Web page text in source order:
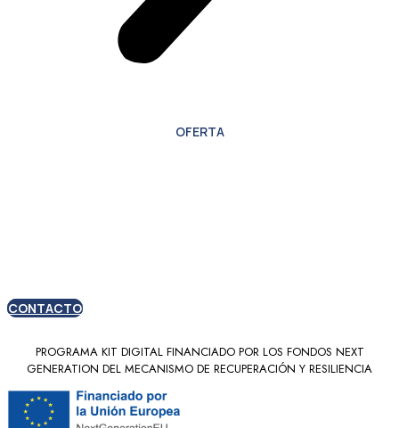
OFERTA
CONTACTO
PROGRAMA KIT DIGITAL FINANCIADO POR LOS FONDOS NEXT
GENERATION DEL MECANISMO DE RECUPERACIÓN Y RESILIENCIA